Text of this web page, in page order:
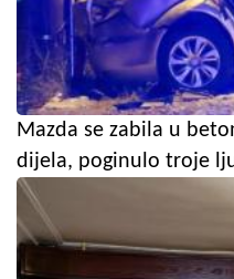
Mazda se zabila u
dijela, poginulo troje